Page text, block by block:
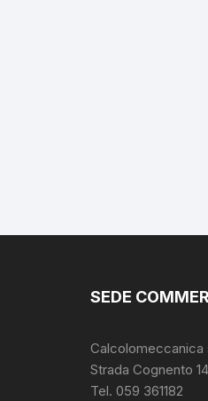
SEDE
Calcolomeccanica
Strada Cognento
Tel. 059 361182